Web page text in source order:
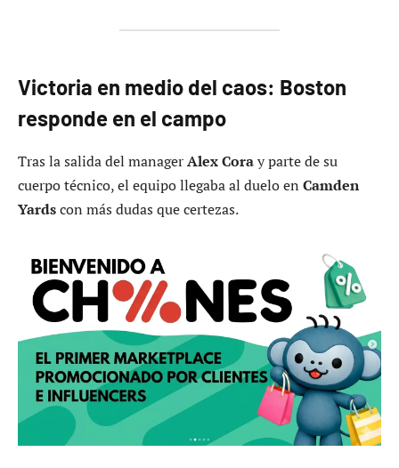
Victoria en medio del caos: Boston
responde en el campo
Tras la salida del managerAlex Coray parte de su
cuerpo técnico, el equipo llegaba al duelo en Camden
Yardscon más dudas que certezas.